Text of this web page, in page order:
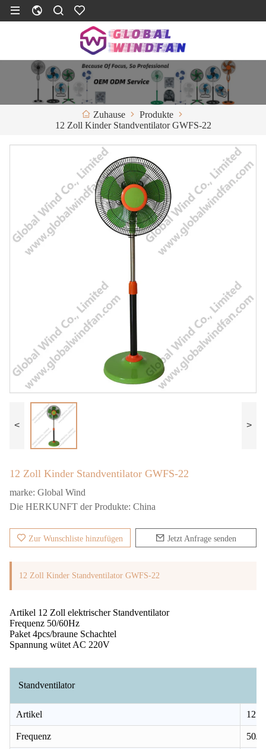
Zuhause
Produkte
12 Zoll Kinder Standventilator GWFS-22
< >
12 Zoll Kinder Standventilator GWFS-22
marke: Global Wind
Die HERKUNFT der Produkte: China
Zur Wunschliste hinzufügen Jetzt Anfrage senden
12 Zoll Kinder Standventilator GWFS-22
Artikel 12 Zoll elektrischer Standventilator
Frequenz 50/60Hz
Paket 4pcs/braune Schachtel
Spannung wütet AC 220V
Standventilator
Artikel 12
Frequenz 50/